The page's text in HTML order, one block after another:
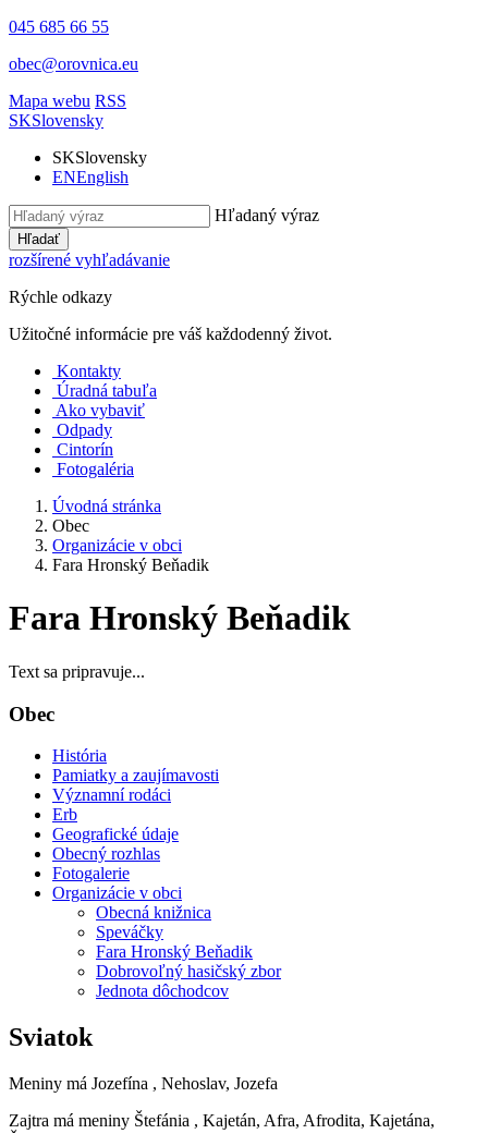
045 685 66 55
obec@orovnica.eu
Mapa webu RSS
SKSlovensky
SKSlovensky
ENEnglish
Hľadaný výraz
Hľadať
rozšírené vyhľadávanie
Rýchle odkazy
Užitočné informácie pre váš každodenný život.
Kontakty
Úradná tabuľa
Ako vybaviť
Odpady
Cintorín
Fotogaléria
Úvodná stránka
Obec
Organizácie v obci
Fara Hronský Beňadik
Fara Hronský Beňadik
Text sa pripravuje...
Obec
História
Pamiatky a zaujímavosti
Významní rodáci
Erb
Geografické údaje
Obecný rozhlas
Fotogalerie
Organizácie v obci
Obecná knižnica
Speváčky
Fara Hronský Beňadik
Dobrovoľný hasičský zbor
Jednota dôchodcov
Sviatok
Meniny má Jozefína , Nehoslav, Jozefa
Zajtra má meniny Štefánia , Kajetán, Afra, Afrodita, Kajetána,